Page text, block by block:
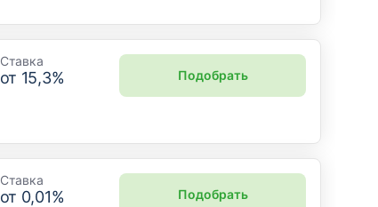
Ставка
от 15,3% Подобрать
Ставка
от 0,01% Подобрать